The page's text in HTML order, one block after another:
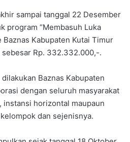
sampai tanggal 22 Desember
program “Membasuh Luka
Baznas Kabupaten Kutai Timur
Rp. 332.332.000,-.
Baznas Kabupaten
dengan seluruh masyarakat
instansi horizontal maupaun
dan sejenisnya.